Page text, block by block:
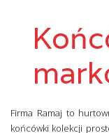
Firma Ramaj to
końcówki kolekcji